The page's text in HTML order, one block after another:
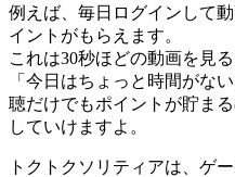
例えば、毎日ログインして
イントがもらえます。
これは30秒ほどの動画を見
「今日はちょっと時間がな
聴だけでもポイントが貯ま
していけますよ。
トクトクソリティアは、ゲ